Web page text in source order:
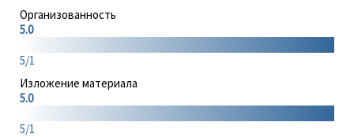
Организованность
5.0
5/1
Изложение материала
5.0
5/1